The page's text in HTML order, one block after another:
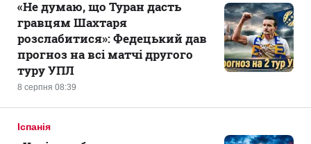
8 серпня 08:39
«Не думаю, що Туран дасть
гравцям Шахтаря
розслабитися»: Федецький дав
прогноз на всі матчі другого
туру УПЛ
Іспанія